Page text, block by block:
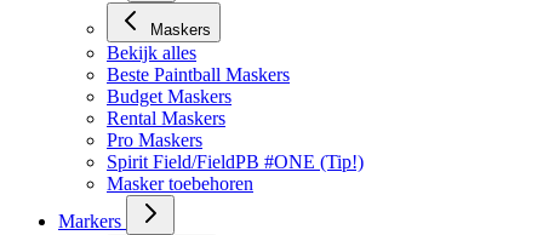
Maskers
Bekijk alles
Beste Paintball Maskers
Budget Maskers
Rental Maskers
Pro Maskers
Spirit Field/FieldPB #ONE (Tip!)
Masker toebehoren
Markers